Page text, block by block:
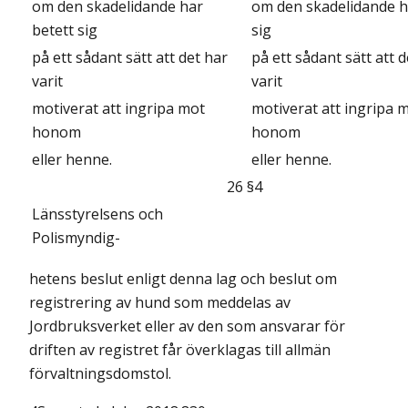
om den skadelidande har
betett sig
om den skadelidande
sig
på ett sådant sätt att det har
varit
på ett sådant sätt att
varit
motiverat att ingripa mot
honom
motiverat att ingripa
honom
eller henne.
eller henne.
26 §4
Länsstyrelsens och
Polismyndig-
hetens beslut enligt denna lag och beslut om
registrering av hund som meddelas av
Jordbruksverket eller av den som ansvarar för
driften av registret får överklagas till allmän
förvaltningsdomstol.